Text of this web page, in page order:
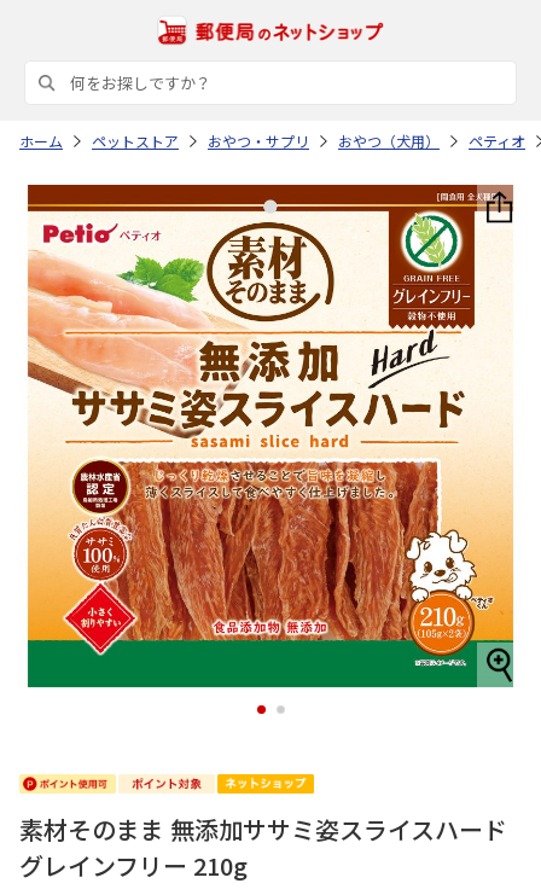
ホーム ペットストア おやつ・サプリ おやつ（犬用） ペティオ
1 2
素材そのまま 無添加ササミ姿スライスハード
グレインフリー 210g